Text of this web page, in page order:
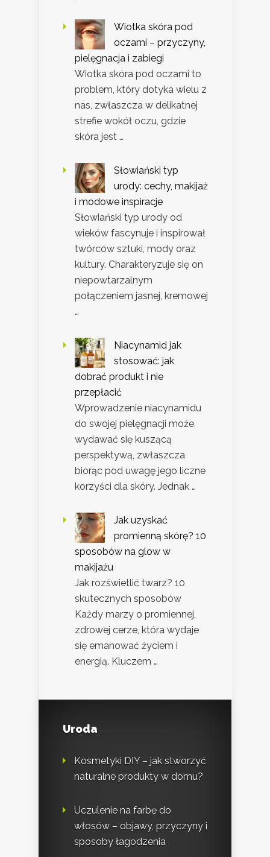
Wiotka skóra pod
oczami – przyczyny,
pielęgnacja i zabiegi
Wiotka skóra pod oczami to
problem, który dotyka wielu z
nas, zwłaszcza w delikatnej
strefie wokół oczu, gdzie
skóra jest …
Słowiański typ
urody: cechy, makijaż
i modowe inspiracje
Słowiański typ urody od
wieków fascynuje i inspirował
twórców sztuki, mody oraz
kultury. Charakteryzuje się on
niepowtarzalnym
połączeniem jasnej, kremowej
…
Niacynamid jak
stosować: jak
dobrać produkt i nie
przepłacić
Wprowadzenie niacynamidu
do swojej pielęgnacji może
wydawać się kuszącą
perspektywą, zwłaszcza
biorąc pod uwagę jego liczne
korzyści dla skóry. Jednak …
Jak uzyskać
promienną skórę? 10
sposobów na glow w
makijażu
Jak rozświetlić twarz? 10
skutecznych sposobów
Każdy marzy o promiennej,
zdrowej cerze, która wydaje
się emanować życiem i
energią. Kluczem …
Uroda
Kosmetyki DIY – jak stworzyć
naturalne produkty w domu?
Uczulenie na farbę do
włosów – objawy, przyczyny i
sposoby łagodzenia